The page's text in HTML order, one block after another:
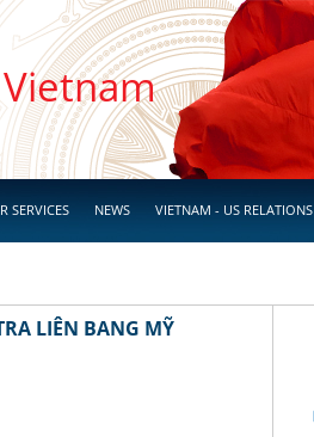
SERVICES NEWS VIETNAM - US RELATIONS
LIÊN BANG MỸ